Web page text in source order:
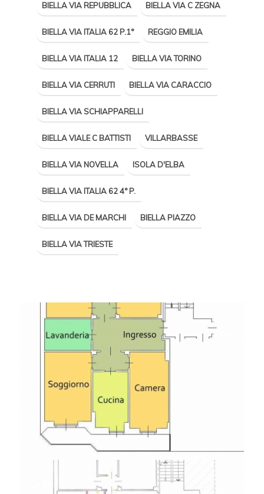
BIELLA VIA REPUBBLICA BIELLA VIA C ZEGNA
BIELLA VIA ITALIA 62 P.1° REGGIO EMILIA
BIELLA VIA ITALIA 12 BIELLA VIA TORINO
BIELLA VIA CERRUTI BIELLA VIA CARACCIO
BIELLA VIA SCHIAPPARELLI
BIELLA VIALE C BATTISTI VILLARBASSE
BIELLA VIA NOVELLA ISOLA D'ELBA
BIELLA VIA ITALIA 62 4° P.
BIELLA VIA DE MARCHI BIELLA PIAZZO
BIELLA VIA TRIESTE